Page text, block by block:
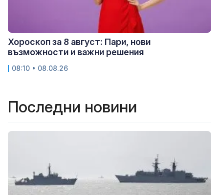
Хороскоп за 8 август: Пари, нови
възможности и важни решения
08:10 • 08.08.26
Последни новини